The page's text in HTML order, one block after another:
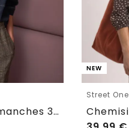
Chemisier à manches 3/4 avec patte de boutonnage
NEW
Street One